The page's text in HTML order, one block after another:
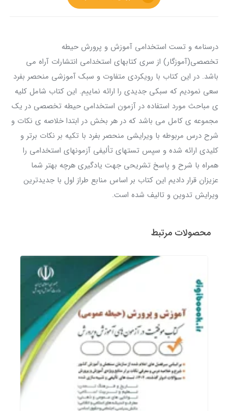
درسنامه و تست استخدامی آموزش و پرورش حیطه
تخصصی(آموزگار) از سری کتابهای استخدامی انتشارات آراه می
باشد. در این کتاب با رویکردی متفاوت و سبک آموزشی منحصر بفرد
سعی نمودیم که سبکی جدیدی را ارائه نماییم. این کتاب شامل کلیه
ی مباحث مورد استفاده در آزمون استخدامی حیطه تخصصی در یک
مجموعه ی کامل می باشد که در هر بخش در ابتدا خلاصه ی نکات و
شرح درس مربوطه با ویرایشی منحصر بفرد با تکیه بر نکات برتر و
کلیدی ارائه شده و سپس تستهای تألیفی آزمونهای استخدامی را
همراه با شرح و پاسخ تشریحی جهت یادگیری هرچه بهتر شما
عزیزان قرار دادیم این کتاب بر اساس منابع طراز اول با جدیدترین
ویرایش تدوین و تالیف شده است.
محصولات مرتبط